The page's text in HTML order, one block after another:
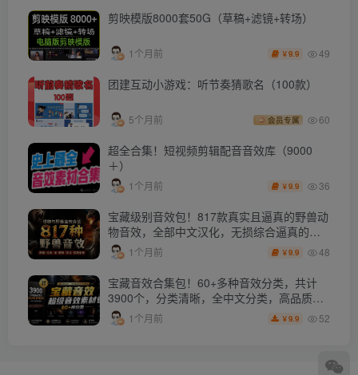
剪映模版8000套50G（草稿+滤镜+转场）
1个月前 ￥9.9 49
团建互动小游戏：听节奏猜歌名（100款）
5个月前 会员专属 60
超全合集！短视频剪辑配音音效库（9000
＋）
1个月前 ￥9.9 36
宝藏级别音效包！817款真实且逼真的野兽动
物音效，全部中文汉化，无损综合逼真的动
物音效库
1个月前 ￥9.9 48
宝藏音效合集包！60+多种音效分类，共计
3900个，分类清晰，全中文分类，高品质剪
辑音效素材包
1个月前 ￥9.9 52